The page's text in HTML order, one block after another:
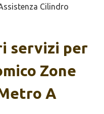
Cilindro
servizi per
Zone
A